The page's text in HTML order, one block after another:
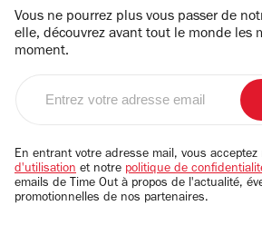
Vous ne pourrez plus vous passer de
elle, découvrez avant tout le monde les
moment.
email
En entrant votre adresse mail, vous acceptez
d'utilisation et notre politique de
emails de Time Out à propos de l'actualité,
promotionnelles de nos partenaires.